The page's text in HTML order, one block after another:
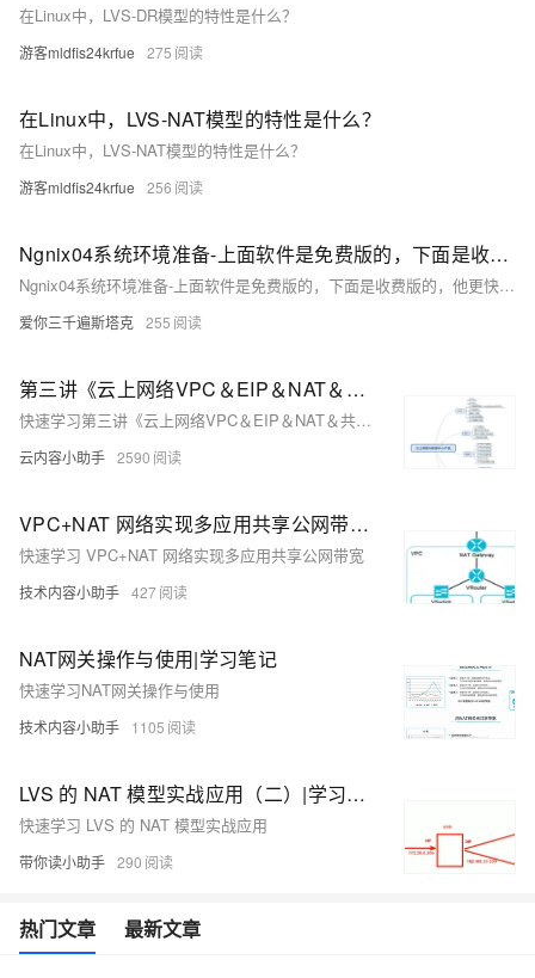
在Linux中，LVS-DR模型的特性是什么？
游客mldfis24krfue 275
在Linux中，LVS-NAT模型的特性是什么？
在Linux中，LVS-NAT模型的特性是什么？
游客mldfis24krfue 256
Ngnix04系统环境准备-上面软件是免费版的，下面是收费版的，他更快的原因使用了epoll模型，查看当前Linux系统版本, uname -a，VMWARE建议使用NAT，PC端电脑必须使用网线连接
Ngnix04系统环境准备-上面软件是免费版的，下面是收费版的，他更快的原因使用了epoll模型，查看当前Linux系统版本, uname -a，VMWARE建议使用NAT，PC端电脑必须使用网线连接
爱你三千遍斯塔克 255
第三讲《云上网络VPC＆EIP＆NAT＆共享带宽＆SLB》|学习笔记
快速学习第三讲《云上网络VPC＆EIP＆NAT＆共享带宽＆SLB》。
云内容小助手 2590
VPC+NAT 网络实现多应用共享公网带宽｜学习笔记
快速学习 VPC+NAT 网络实现多应用共享公网带宽
技术内容小助手 427
NAT网关操作与使用|学习笔记
快速学习NAT网关操作与使用
技术内容小助手 1105
LVS 的 NAT 模型实战应用（二）|学习笔记
快速学习 LVS 的 NAT 模型实战应用
带你读小助手 290
热门文章 最新文章